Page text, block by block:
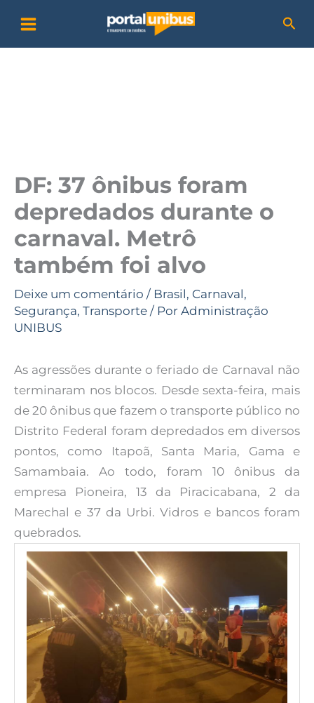
para
o
DF: 37 ônibus foram
depredados durante o
carnaval. Metrô
também foi alvo
Deixe um comentário / Brasil, Carnaval,
Segurança, Transporte / Por Administração
UNIBUS
As agressões durante o feriado de Carnaval não
terminaram nos blocos. Desde sexta-feira, mais
de 20 ônibus que fazem o transporte público no
Distrito Federal foram depredados em diversos
pontos, como Itapoã, Santa Maria, Gama e
Samambaia. Ao todo, foram 10 ônibus da
empresa Pioneira, 13 da Piracicabana, 2 da
Marechal e 37 da Urbi. Vidros e bancos foram
quebrados.
a